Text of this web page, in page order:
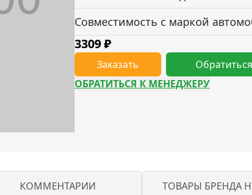
Совместимость с маркой
3309₽
Заказать
ОБРАТИТЬСЯ К МЕНЕДЖЕРУ
КОММЕНТАРИИ ТОВАРЫ БРЕНДА